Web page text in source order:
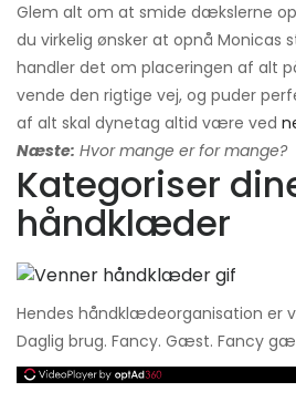
Glem alt om at smide dækslerne
du virkelig ønsker at opnå Monicas
handler det om placeringen af ​​alt
vende den rigtige vej, og puder
af alt skal dynetag altid være ved
Næste: Hvor mange er for mange?
Kategoriser
håndklæder
Hendes håndklædeorganisation er
Daglig brug. Fancy. Gæst. Fancy